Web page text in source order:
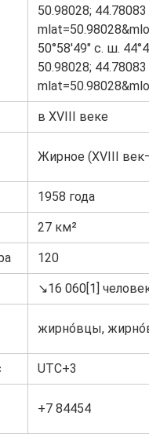
50.98028;
50°58′49″ с. ш.
50.98028;
в XVIII веке
Жирное (XVIII
1958 года
27 км²
120
↘16 060[1]
жирно́вцы,
UTC+3
+7 84454